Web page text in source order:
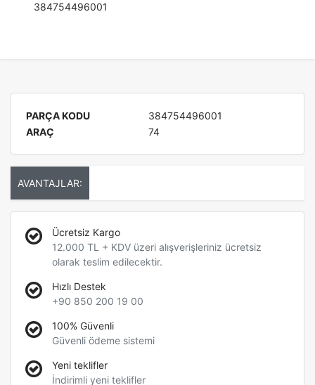
384754496001
PARÇA KODU
384754496001
ARAÇ
74
AVANTAJLAR:
Ücretsiz Kargo
12.000 TL + KDV üzeri alışverişleriniz ücretsiz
olarak teslim edilecektir.
Hızlı Destek
+90 850 200 19 00
100% Güvenli
Güvenli ödeme sistemi
Yeni teklifler
İndirimli yeni teklifler